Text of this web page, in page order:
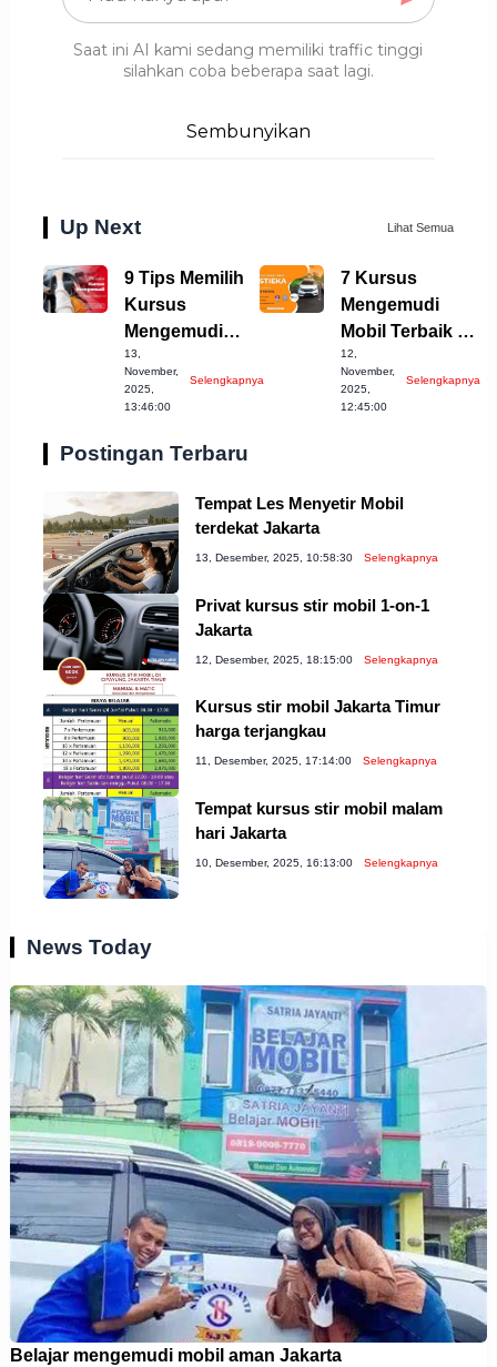
Saat ini AI kami sedang memiliki traffic tinggi
silahkan coba beberapa saat lagi.
Sembunyikan
Up Next Lihat Semua
9 Tips Memilih
Kursus
Mengemudi
Mobil Terbaik di
Cianjur
13,
November,
2025,
13:46:00
Selengkapnya
7 Kursus
Mengemudi
Mobil Terbaik di
Cimahi yang
Wajib Dicoba!
12,
November,
2025,
12:45:00
Selengkapnya
Postingan Terbaru
Tempat Les Menyetir Mobil
terdekat Jakarta
13, Desember, 2025, 10:58:30 Selengkapnya
Privat kursus stir mobil 1-on-1
Jakarta
12, Desember, 2025, 18:15:00 Selengkapnya
Kursus stir mobil Jakarta Timur
harga terjangkau
11, Desember, 2025, 17:14:00 Selengkapnya
Tempat kursus stir mobil malam
hari Jakarta
10, Desember, 2025, 16:13:00 Selengkapnya
News Today
Belajar mengemudi mobil aman Jakarta